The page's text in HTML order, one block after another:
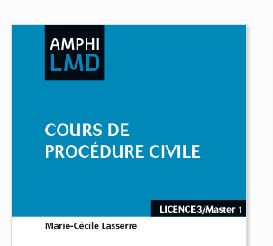
Cours de droit
constitutionnel et
Carolina Cerda-Guzman